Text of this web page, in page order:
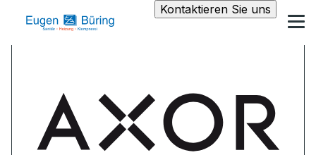
Kontaktieren Sie uns